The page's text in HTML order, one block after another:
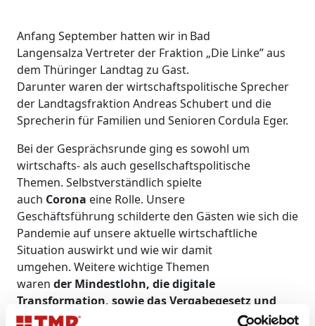
Anfang September hatten wir in Bad
Langensalza Vertreter der Fraktion „Die Linke” aus
dem Thüringer Landtag zu Gast.
Darunter waren der wirtschaftspolitische Sprecher
der Landtagsfraktion Andreas Schubert und die
Sprecherin für Familien und Senioren Cordula Eger.
Bei der Gesprächsrunde ging es sowohl um
wirtschafts- als auch gesellschaftspolitische
Themen. Selbstverständlich spielte
auch Corona eine Rolle. Unsere
Geschäftsführung schilderte den Gästen wie sich die
Pandemie auf unsere aktuelle wirtschaftliche
Situation auswirkt und wie wir damit
umgehen. Weitere wichtige Themen
waren der Mindestlohn, die digitale
Transformation, sowie das Vergabegesetz und
die Vergabemethodik.